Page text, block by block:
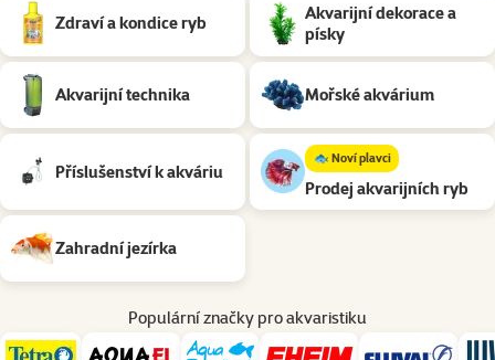
Zdraví a kondice ryb
Akvarijní dekorace a
písky
Akvarijní technika Mořské akvárium
Příslušenství k akváriu
🐟 Noví plavci
Prodej akvarijních ryb
Zahradní jezírka
Populární značky pro akvaristiku